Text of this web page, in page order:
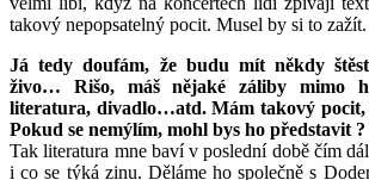
takový nepopsatelný pocit. Musel by si to zažít.
Já tedy doufám, že budu mít někdy
živo… Rišo, máš nějaké záliby mimo
literatura, divadlo…atd. Mám takový pocit,
Pokud se nemýlím, mohl bys ho představit ?
Tak literatura mne baví v poslední době čím
i co se týká zinu. Děláme ho společně s